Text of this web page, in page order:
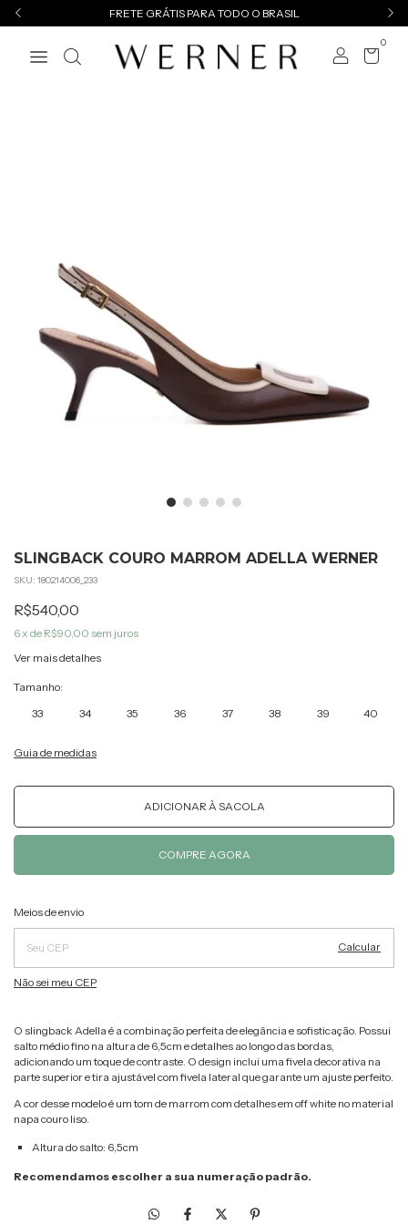
FRETE GRÁTIS PARA TODO O BRASIL
0
SLINGBACK COURO MARROM ADELLA WERNER
SKU: 180214006_233
R$540,00
6 x de R$90,00 sem juros
Ver mais detalhes
Tamanho:
33
34 35 36 37 38 39 40
Guia de medidas
Entregas para o CEP:
Meios de envio
Calcular
Não sei meu CEP
O slingback Adella é a combinação perfeita de elegância e sofisticação. Possui
salto médio fino na altura de 6,5cm e detalhes ao longo das bordas,
adicionando um toque de contraste. O design inclui uma fivela decorativa na
parte superior e tira ajustável com fivela lateral que garante um ajuste perfeito.
A cor desse modelo é um tom de marrom com detalhes em off white no material
napa couro liso.
Altura do salto: 6,5cm
Recomendamos escolher a sua numeração padrão.